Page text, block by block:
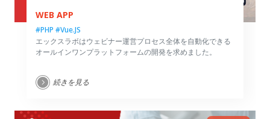
WEB APP
#PHP #Vue.JS
エックスラボはウェビナー運営プロセス全体を自動化できる
オールインワンプラットフォームの開発を求めました。
続きを見る